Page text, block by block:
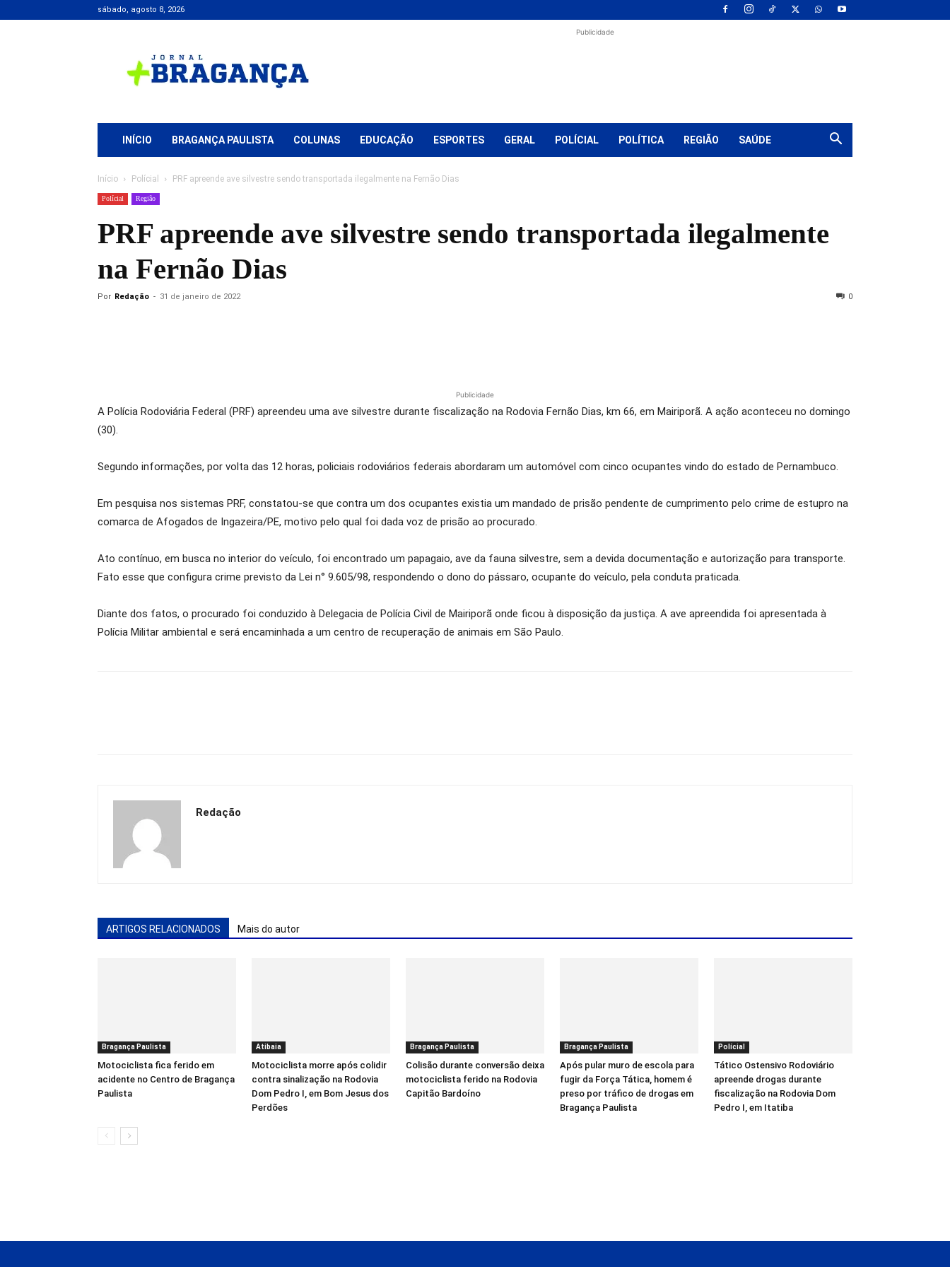
sábado, agosto 8, 2026
+
Bragança
Publicidade
INÍCIO BRAGANÇA PAULISTA COLUNAS EDUCAÇÃO ESPORTES GERAL POLÍCIAL POLÍTICA REGIÃO SAÚDE
Início Polícial PRF apreende ave silvestre sendo transportada ilegalmente na Fernão Dias
Polícial Região
PRF apreende ave silvestre sendo transportada ilegalmente
na Fernão Dias
Por Redação - 31 de janeiro de 2022 0
Publicidade
A Polícia Rodoviária Federal (PRF) apreendeu uma ave silvestre durante fiscalização na Rodovia Fernão Dias, km 66, em Mairiporã. A ação aconteceu no domingo
(30).
Segundo informações, por volta das 12 horas, policiais rodoviários federais abordaram um automóvel com cinco ocupantes vindo do estado de Pernambuco.
Em pesquisa nos sistemas PRF, constatou-se que contra um dos ocupantes existia um mandado de prisão pendente de cumprimento pelo crime de estupro na
comarca de Afogados de Ingazeira/PE, motivo pelo qual foi dada voz de prisão ao procurado.
Ato contínuo, em busca no interior do veículo, foi encontrado um papagaio, ave da fauna silvestre, sem a devida documentação e autorização para transporte.
Fato esse que configura crime previsto da Lei n° 9.605/98, respondendo o dono do pássaro, ocupante do veículo, pela conduta praticada.
Diante dos fatos, o procurado foi conduzido à Delegacia de Polícia Civil de Mairiporã onde ficou à disposição da justiça. A ave apreendida foi apresentada à
Polícia Militar ambiental e será encaminhada a um centro de recuperação de animais em São Paulo.
Redação
ARTIGOS RELACIONADOS Mais do autor
Bragança Paulista
Motociclista fica ferido em
acidente no Centro de Bragança
Paulista
Atibaia
Motociclista morre após colidir
contra sinalização na Rodovia
Dom Pedro I, em Bom Jesus dos
Perdões
Bragança Paulista
Colisão durante conversão deixa
motociclista ferido na Rodovia
Capitão Bardoíno
Bragança Paulista
Após pular muro de escola para
fugir da Força Tática, homem é
preso por tráfico de drogas em
Bragança Paulista
Polícial
Tático Ostensivo Rodoviário
apreende drogas durante
fiscalização na Rodovia Dom
Pedro I, em Itatiba